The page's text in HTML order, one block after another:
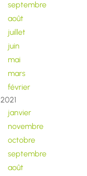
septembre
août
juillet
juin
mai
mars
février
2021
janvier
novembre
octobre
septembre
août